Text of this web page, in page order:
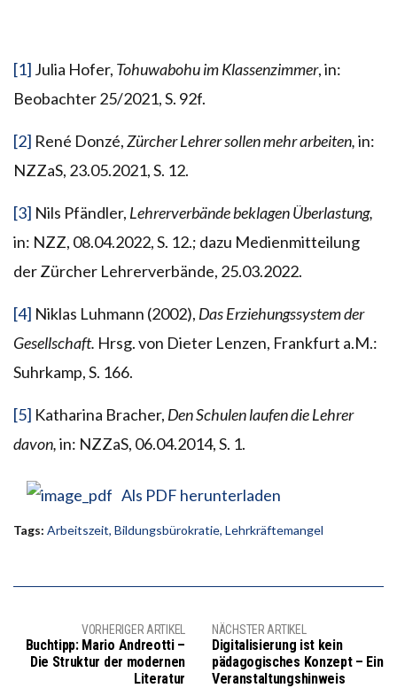
[1] Julia Hofer, Tohuwabohu im Klassenzimmer, in:
Beobachter 25/2021, S. 92f.
[2] René Donzé,Zürcher Lehrer sollen mehr arbeiten,in:
NZZaS, 23.05.2021, S. 12.
[3] Nils Pfändler, Lehrerverbände beklagen Überlastung,
in: NZZ, 08.04.2022, S. 12.; dazu Medienmitteilung
der Zürcher Lehrerverbände, 25.03.2022.
[4] Niklas Luhmann (2002), Das Erziehungssystem der
Gesellschaft. Hrsg. von Dieter Lenzen, Frankfurt a.M.:
Suhrkamp, S. 166.
[5] Katharina Bracher, Den Schulen laufen die Lehrer
davon,in: NZZaS, 06.04.2014, S. 1.
Als PDF herunterladen
Tags: Arbeitszeit, Bildungsbürokratie, Lehrkräftemangel
VORHERIGER ARTIKEL
Buchtipp: Mario Andreotti –
Die Struktur der modernen
Literatur
NÄCHSTER ARTIKEL
Digitalisierung ist kein
pädagogisches Konzept – Ein
Veranstaltungshinweis